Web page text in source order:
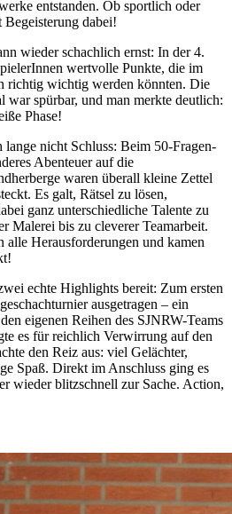
entstanden. Ob sportlich oder
dabei!
wieder schachlich ernst: In der 4.
wertvolle Punkte, die im
richtig wichtig werden könnten. Die
war spürbar, und man merkte deutlich:
Phase!
nicht Schluss: Beim 50-Fragen-
Abenteuer auf die
waren überall kleine Zettel
Es galt, Rätsel zu lösen,
ganz unterschiedliche Talente zu
Malerei bis zu cleverer Teamarbeit.
alle Herausforderungen und kamen
echte Highlights bereit: Zum ersten
ausgetragen – ein
eigenen Reihen des SJNRW-Teams
es für reichlich Verwirrung auf den
den Reiz aus: viel Gelächter,
Spaß. Direkt im Anschluss ging es
wieder blitzschnell zur Sache. Action,